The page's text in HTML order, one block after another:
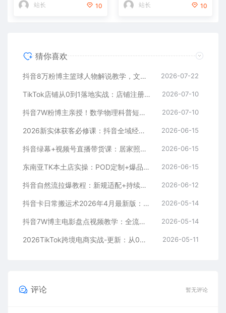
站长 10 站长 10
猜你喜欢
抖音8万粉博主篮球人物解说教学，文案剪辑全套实操，玩转伙伴计划精选单日收益破千 2026-07-22
TikTok店铺从0到1落地实战：店铺注册+产品上架+物流回款+内容剪辑，小白也能出单 2026-07-10
抖音7W粉博主亲授！数学物理科普短视频，单日300-500，伙伴计划+收徒+商单全变现 2026-07-10
2026新实体获客必修课：抖音全域经营实操，从认知破局到持续盈利 2026-06-15
抖音绿幕+视频号直播带货课：居家照着稿子念起号，手机电脑双场景搭建全流程 2026-06-15
东南亚TK本土店实操：POD定制+爆品截流+暴力冷启动，0粉也能开橱窗带货 2026-06-15
抖音自然流拉爆教程：新规适配+持续更新，话术+投放+起号一站式实战教学（更新26年5月11） 2026-06-12
抖音卡日常搬运术2026年4月最新版：影视账号爆款涨粉玩法，外面售价5000元核心 2026-05-14
抖音7W博主电影盘点视频教学：全流程剪辑制作+收益开通+商单收徒，零基础快速变现 2026-05-14
2026TikTok跨境电商实战-更新：从0到1跑通注册选品上架，出单发货回款全流程手把手教学 2026-05-11
评论 暂无评论